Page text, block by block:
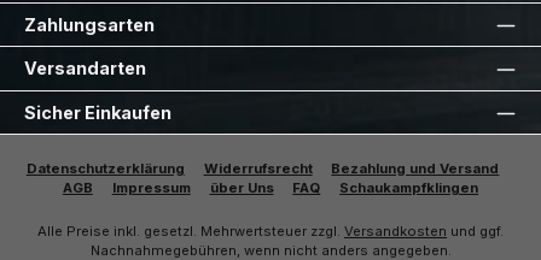
Zahlungsarten
Versandarten
Sicher Einkaufen
Datenschutzerklärung Widerrufsrecht
Bezahlung und Versand
AGB
Impressum über Uns FAQ Schaukampfklingen
Alle Preise inkl. gesetzl. Mehrwertsteuer zzgl. Versandkosten und ggf.
Nachnahmegebühren, wenn nicht anders angegeben.